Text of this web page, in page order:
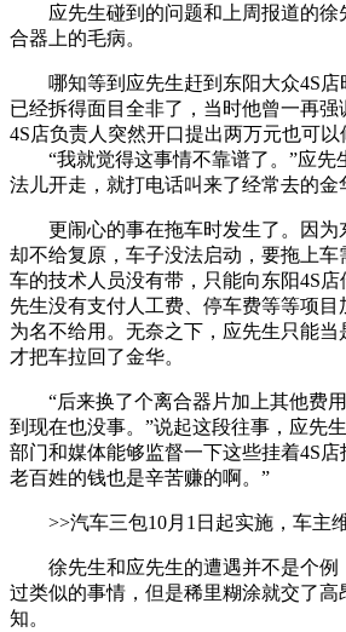
应先生碰到的问题和上周报道的徐
合器上的毛病。
哪知等到应先生赶到东阳大众4S店
已经拆得面目全非了，当时他曾一再强
4S店负责人突然开口提出两万元也可以
“我就觉得这事情不靠谱了。”应先
法儿开走，就打电话叫来了经常去的金
更闹心的事在拖车时发生了。因为
却不给复原，车子没法启动，要拖上
车的技术人员没有带，只能向东阳4S
先生没有支付人工费、停车费等等项目
为名不给用。无奈之下，应先生只能
才把车拉回了金华。
“后来换了个离合器片加上其他费用
到现在也没事。”说起这段往事，应先
部门和媒体能够监督一下这些挂着4S店
老百姓的钱也是辛苦赚的啊。”
>>汽车三包10月1日起实施，车主
徐先生和应先生的遭遇并不是个例
过类似的事情，但是稀里糊涂就交了高
知。